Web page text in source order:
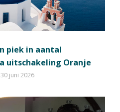
piek in aantal
uitschakeling Oranje
30 juni 2026